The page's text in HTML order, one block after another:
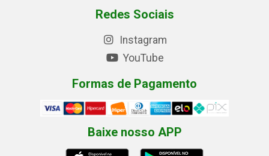
Redes Sociais
Instagram
YouTube
Formas de Pagamento
Baixe nosso APP